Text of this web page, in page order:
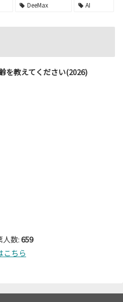
DeeMax AI
を教えてください(2026)
人数:659
こちら